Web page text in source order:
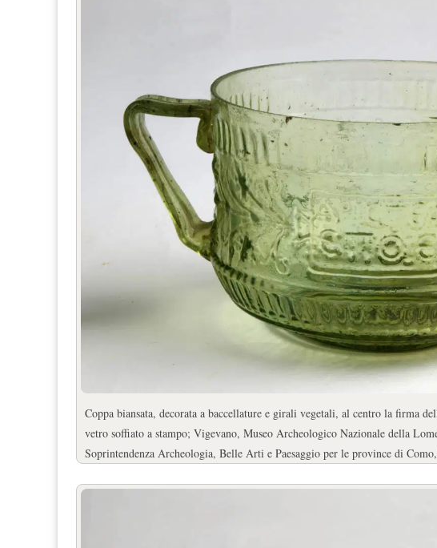
Coppa biansata, decorata a baccellature e girali vegetali, al centro la firma
vetro soffiato a stampo; Vigevano, Museo Archeologico Nazionale della
Soprintendenza Archeologia, Belle Arti e Paesaggio per le province di